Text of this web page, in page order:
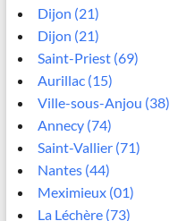
Dijon (21)
Dijon (21)
Saint-Priest (69)
Aurillac (15)
Ville-sous-Anjou (38)
Annecy (74)
Saint-Vallier (71)
Nantes (44)
Meximieux (01)
La Léchère (73)